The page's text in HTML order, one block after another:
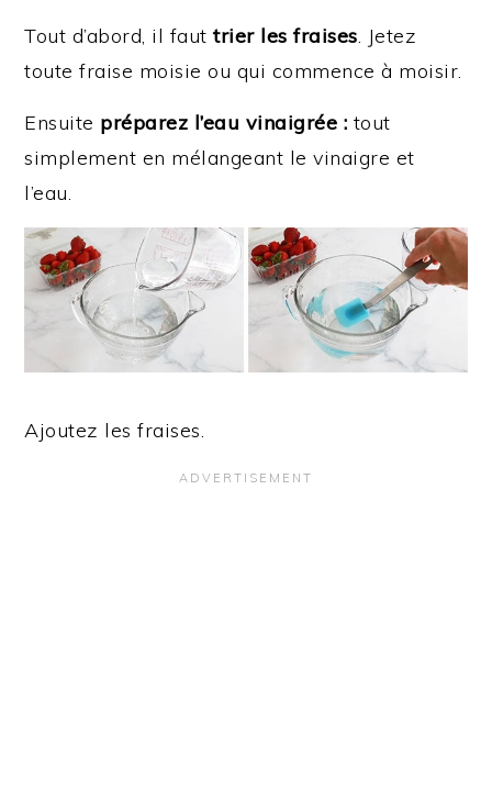
Tout d’abord, il fauttrier les fraises. Jetez
toute fraise moisie ou qui commence à moisir.
Ensuite préparez l’eau vinaigrée : tout
simplement en mélangeant le vinaigre et
l’eau.
Ajoutez les fraises.